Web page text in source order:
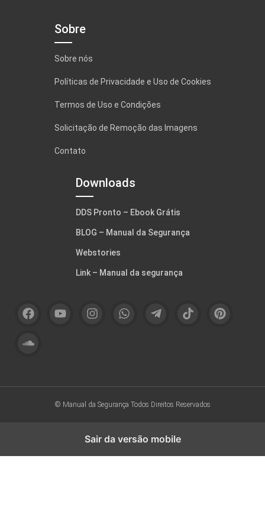
Sobre
Sobre nós
Políticas de Privacidade e Uso de Cookies
Termos de Uso e Condições
Solicitação de Remoção das Imagens
Contato
Downloads
DDS Pronto – Ebook Grátis
BLOG – Manual da Segurança
Webstories
Link – Manual da segurança
© Manual da Segurança Todos Direitos Reservados
Sair da versão mobile